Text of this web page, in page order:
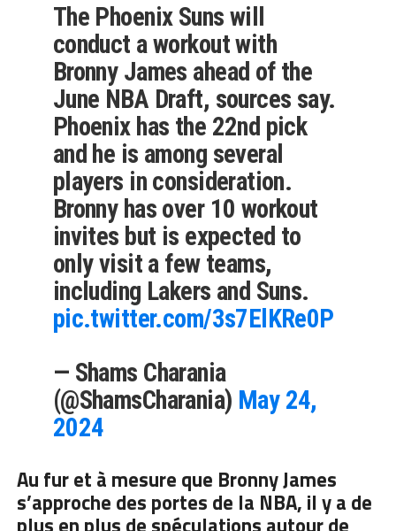
The Phoenix Suns will
conduct a workout with
Bronny James ahead of the
June NBA Draft, sources say.
Phoenix has the 22nd pick
and he is among several
players in consideration.
Bronny has over 10 workout
invites but is expected to
only visit a few teams,
including Lakers and Suns.
pic.twitter.com/3s7ElKRe0P
— Shams Charania
(@ShamsCharania) May 24,
2024
Au fur et à mesure que Bronny James
s’approche des portes de la NBA, il y a de